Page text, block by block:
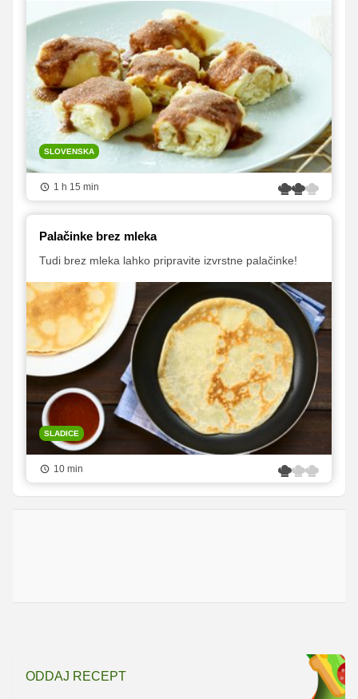
SLOVENSKA
1 h 15 min
Palačinke brez mleka
Tudi brez mleka lahko pripravite izvrstne palačinke!
SLADICE
10 min
ODDAJ RECEPT